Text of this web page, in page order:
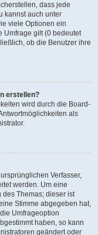
dass jede
kannst auch unter
viele Optionen ein
Umfrage gilt (0 bedeutet
ob die Benutzer ihre
erstellen?
wird durch die Board-
als
Verfasser,
werden. Um eine
Themas; dieser ist
Stimme abgegeben hat,
Umfrageoption
haben, so kann
geändert oder